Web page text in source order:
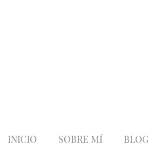
INICIO SOBRE MÍ BLOG